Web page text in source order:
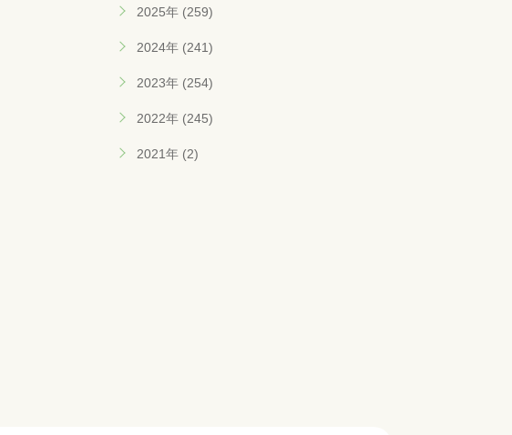
2025年 (259)
2024年 (241)
2023年 (254)
2022年 (245)
2021年 (2)